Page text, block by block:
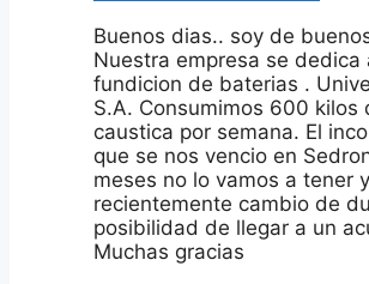
Buenos dias.. soy de
Nuestra empresa se dedica
fundicion de baterias .
S.A. Consumimos 600 kilos
caustica por semana. El
que se nos vencio en
meses no lo vamos a tener
recientemente cambio de
posibilidad de llegar a un
Muchas gracias